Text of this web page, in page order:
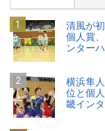
清風が
個人賞
ンター
横浜隼
位と個
畿イン